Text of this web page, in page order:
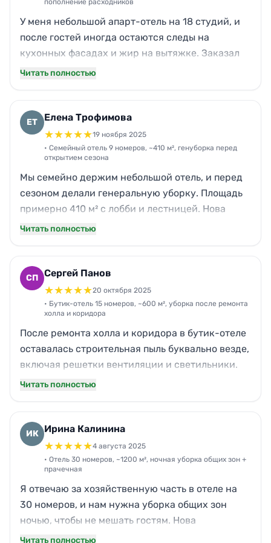
цене получилось адекватно, без скрытых
доплат.
У меня небольшой апарт-отель на 18 студий, и
после гостей иногда остаются следы на
кухонных фасадах и жир на вытяжке. Заказал
Нова на уборку после выезда: приехали вдвоем,
варочную панель и микроволновки, в санузлах
убрали налет на стекле душевых. Понравилось,
что все по чек-листу и без суеты. По времени
уложились, по качеству заметно лучше, чем
нашими силами.
Читать полностью
ЕТ Елена Трофимова
★★★★★19 ноября 2025
• Семейный отель 9 номеров, ~410 м², генуборка перед
открытием сезона
Мы семейно держим небольшой отель, и перед
сезоном делали генеральную уборку. Площадь
примерно 410 м² с лобби и лестницей. Нова
приехали в 9 утра, трое сотрудников, закончили
номерах тщательно прошли плинтусы и
труднодоступные места за тумбами. Отдельный
плюс — пунктуальность и вежливое общение:
все спокойно, без навязывания услуг. Цена
была понятная сразу, без «вдруг оказалось».
Читать полностью
СП Сергей Панов
★★★★★20 октября 2025
• Бутик-отель 15 номеров, ~600 м², уборка после ремонта
холла и коридора
После ремонта холла и коридора в бутик-отеле
оставалась строительная пыль буквально везде,
включая решетки вентиляции и светильники.
Заказал Нова на послеремонтную уборку:
день. Пыль собрали с поверхностей, аккуратно
вымыли пол без разводов, сняли следы скотча с
дверей и стекол, вынесли мешки с мусором. За
скорость и качество реально спасибо, и по
деньгам вышло разумно для такого объема.
Читать полностью
ИК Ирина Калинина
★★★★★4 августа 2025
• Отель 30 номеров, ~1200 м², ночная уборка общих зон +
прачечная
Я отвечаю за хозяйственную часть в отеле на
30 номеров, и нам нужна уборка общих зон
ночью, чтобы не мешать гостям. Нова
согласовали график с 23:00 до 6:00, приезжают
Читать полностью